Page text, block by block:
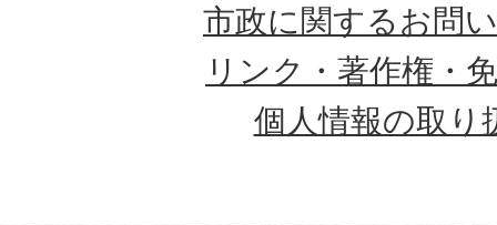
市政に関するお問
リンク・著作権・
個人情報の取り